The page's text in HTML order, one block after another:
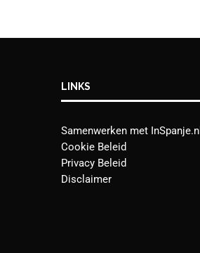
LINKS
Samenwerken met InSpanje.nl
Cookie Beleid
Privacy Beleid
Disclaimer